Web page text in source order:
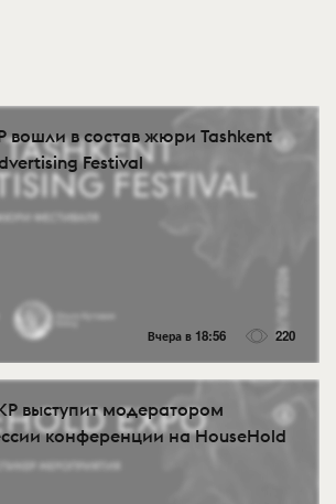
вошли в состав жюри Tashkent
Festival
Вчера в 18:56 220
выступит модератором
конференции на HouseHold